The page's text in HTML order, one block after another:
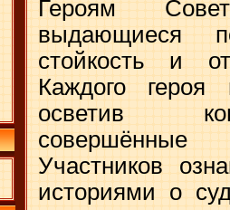
Героям
выдающиеся
стойкость и
Каждого героя
осветив
Участников
историями о